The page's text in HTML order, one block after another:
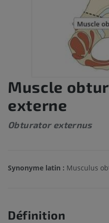
Muscle
externe
Obturator externus
Synonyme latin : Musculus
Définition